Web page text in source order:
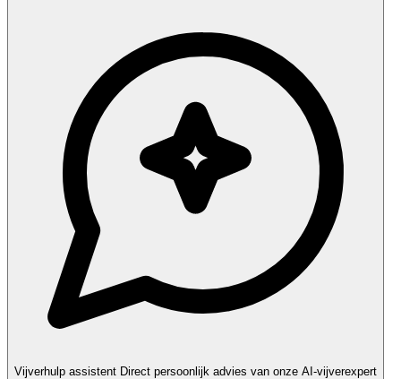
Vijverhulp assistent Direct persoonlijk advies van onze AI-vijverexpert